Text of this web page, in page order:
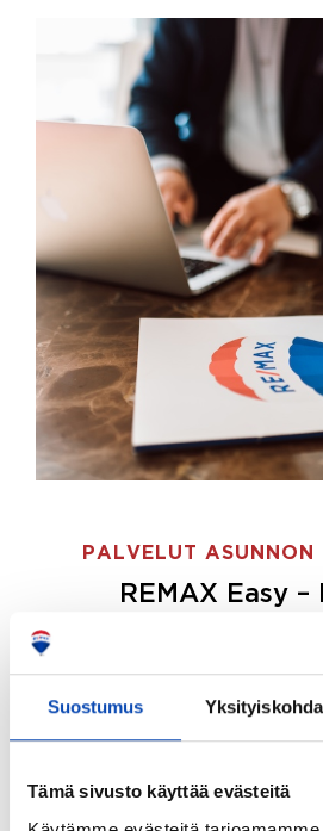
Suostumus
Tämä sivusto käyttää evästeitä
PALVELUT
REMAX Easy –
ostajille.
Tee